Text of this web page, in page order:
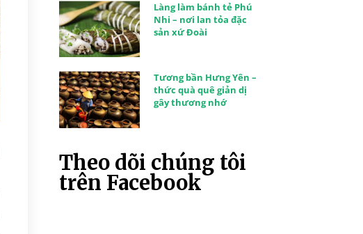
Làng làm bánh tẻ Phú
Nhi – nơi lan tỏa đặc
sản xứ Đoài
Tương bần Hưng Yên –
thức quà quê giản dị
gây thương nhớ
Theo dõi chúng tôi
trên Facebook